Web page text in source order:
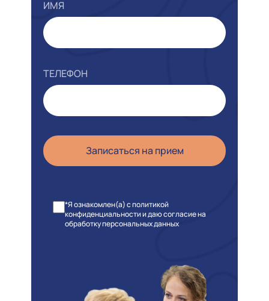
ИМЯ
ТЕЛЕФОН
*Я ознакомлен(а) с политикой
конфиденциальности и даю согласие на
обработку персональных данных